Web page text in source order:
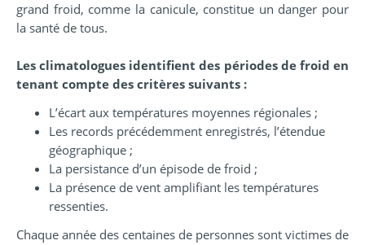
grand froid, comme la canicule, constitue un danger pour
la santé de tous.
Les climatologues identifient des périodes de froid en
tenant compte des critères suivants :
L’écart aux températures moyennes régionales ;
Les records précédemment enregistrés, l’étendue
géographique ;
La persistance d’un épisode de froid ;
La présence de vent amplifiant les températures
ressenties.
Chaque année des centaines de personnes sont victimes de